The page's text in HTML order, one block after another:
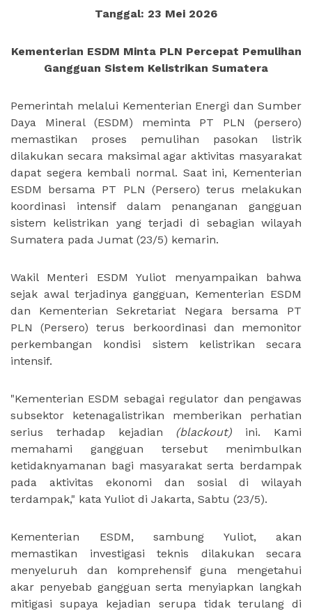
Tanggal: 23 Mei 2026
Kementerian ESDM Minta PLN Percepat Pemulihan
Gangguan Sistem Kelistrikan Sumatera
Pemerintah melalui Kementerian Energi dan Sumber
Daya Mineral (ESDM) meminta PT PLN (persero)
memastikan proses pemulihan pasokan listrik
dilakukan secara maksimal agar aktivitas masyarakat
dapat segera kembali normal. Saat ini, Kementerian
ESDM bersama PT PLN (Persero) terus melakukan
koordinasi intensif dalam penanganan gangguan
sistem kelistrikan yang terjadi di sebagian wilayah
Sumatera pada Jumat (23/5) kemarin.
Wakil Menteri ESDM Yuliot menyampaikan bahwa
sejak awal terjadinya gangguan, Kementerian ESDM
dan Kementerian Sekretariat Negara bersama PT
PLN (Persero) terus berkoordinasi dan memonitor
perkembangan kondisi sistem kelistrikan secara
intensif.
"Kementerian ESDM sebagai regulator dan pengawas
subsektor ketenagalistrikan memberikan perhatian
serius terhadap kejadian (blackout) ini. Kami
memahami gangguan tersebut menimbulkan
ketidaknyamanan bagi masyarakat serta berdampak
pada aktivitas ekonomi dan sosial di wilayah
terdampak," kata Yuliot di Jakarta, Sabtu (23/5).
Kementerian ESDM, sambung Yuliot, akan
memastikan investigasi teknis dilakukan secara
menyeluruh dan komprehensif guna mengetahui
akar penyebab gangguan serta menyiapkan langkah
mitigasi supaya kejadian serupa tidak terulang di